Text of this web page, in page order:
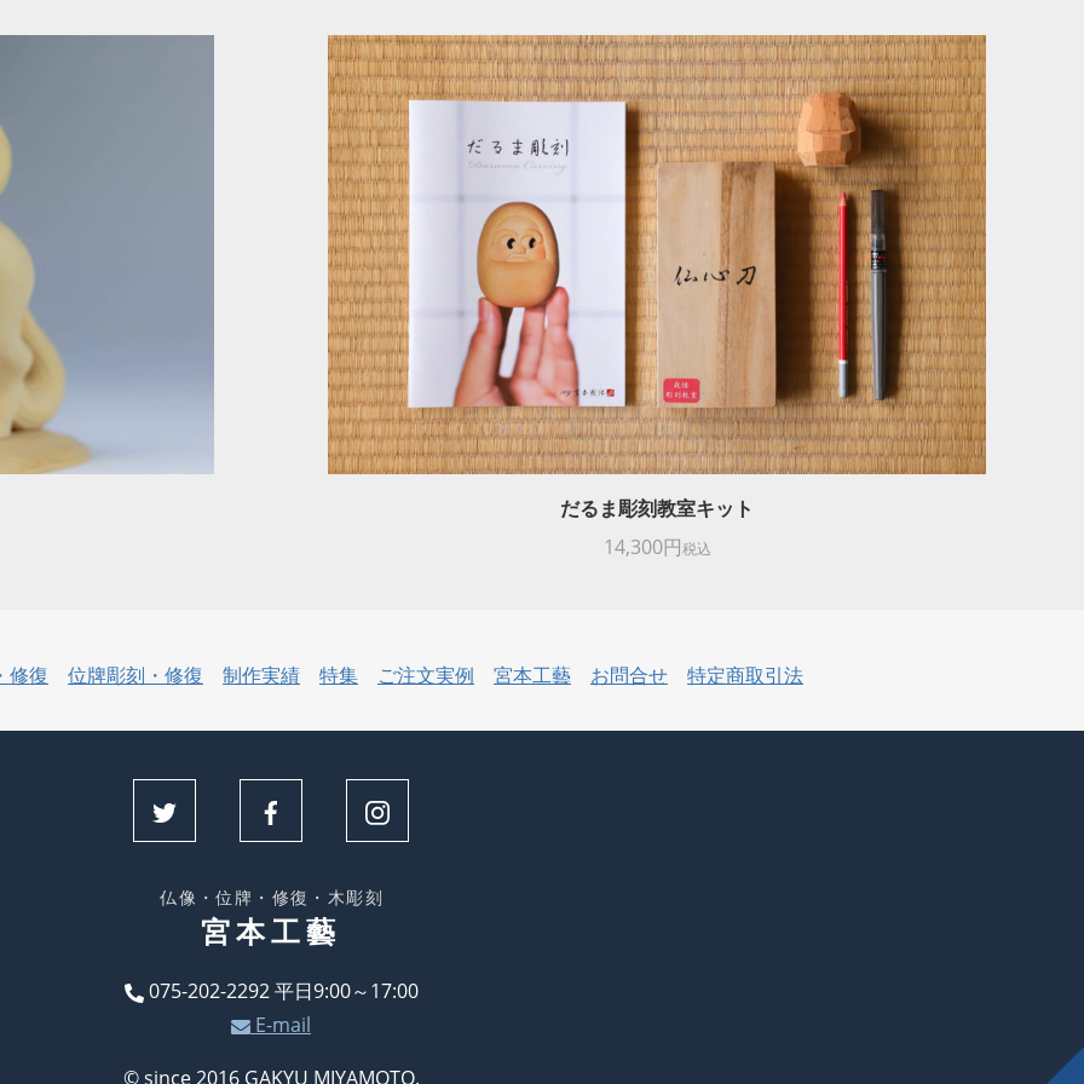
だるま彫刻教室キット
14,300円税込
修復 位牌彫刻・修復 制作実績 特集 ご注文実例 宮本工藝 お問合せ 特定商取引法
仏像・位牌・修復・木彫刻
宮本工藝
075-202-2292平日9:00～17:00
E-mail
© since 2016 GAKYU MIYAMOTO.